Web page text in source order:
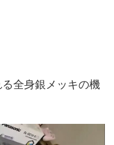
全身銀メッキの機